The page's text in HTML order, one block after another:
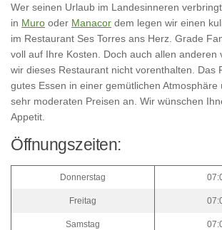
Wer seinen Urlaub im Landesinneren
in Muro oder Manacor dem legen wir einen
im Restaurant Ses Torres ans Herz. Grade
voll auf Ihre Kosten. Doch auch allen anderen
wir dieses Restaurant nicht vorenthalten. Das
gutes Essen in einer gemütlichen
sehr moderaten Preisen an. Wir wünschen
Appetit.
Öffnungszeiten:
Donnerstag
Freitag
Samstag